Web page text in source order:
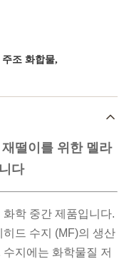
조 화합물,
떨이를 위한 멜라
다
학 중간 제품입니다.
드 수지 (MF)의 생산
지에는 화학물질 저